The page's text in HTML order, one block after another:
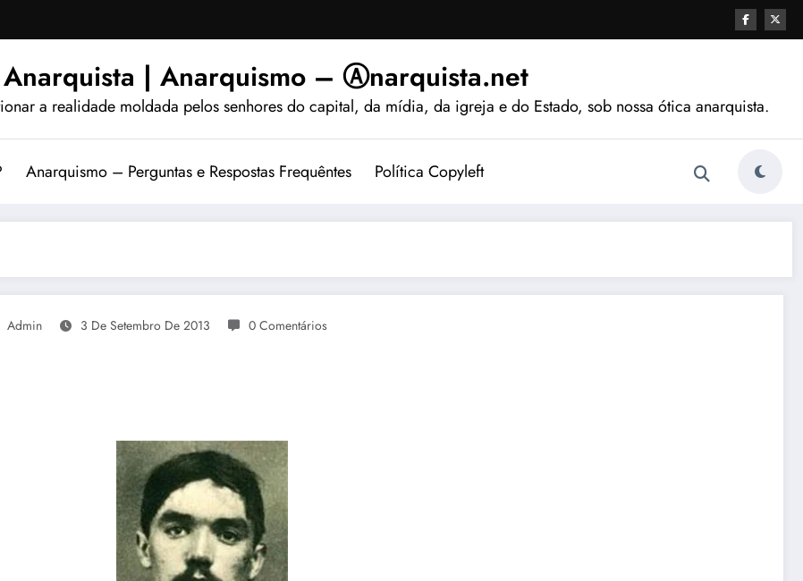
| Anarquismo – Ⓐnarquista.net
a realidade moldada pelos senhores do capital, da mídia, da igreja e do Estado, sob nossa ótica anarquista.
Anarquismo – Perguntas e Respostas Frequêntes Política Copyleft
Admin 3 De Setembro De 2013 0 Comentários